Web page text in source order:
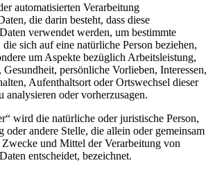
automatisierten Verarbeitung
die darin besteht, dass diese
verwendet werden, um bestimmte
sich auf eine natürliche Person beziehen,
um Aspekte bezüglich Arbeitsleistung,
persönliche Vorlieben, Interessen,
Aufenthaltsort oder Ortswechsel dieser
analysieren oder vorherzusagen.
wird die natürliche oder juristische Person,
oder andere Stelle, die allein oder gemeinsam
und Mittel der Verarbeitung von
entscheidet, bezeichnet.